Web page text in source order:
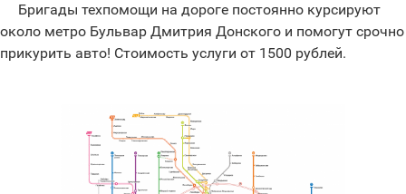
Бригады техпомощи на дороге постоянно курсируют
около метро Бульвар Дмитрия Донского и помогут срочно
прикурить авто! Стоимость услуги от 1500 рублей.